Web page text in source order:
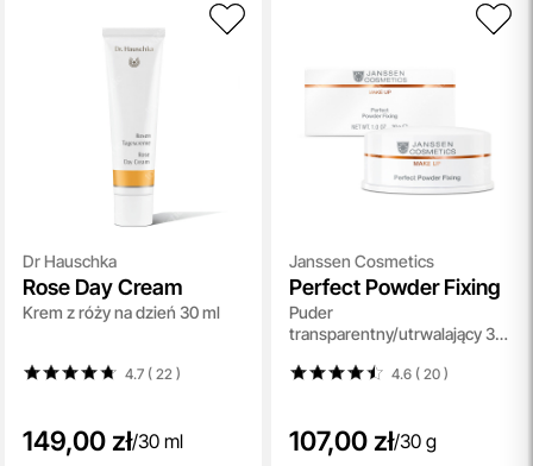
Dr Hauschka
Rose Day Cream
Krem z róży na dzień 30 ml
4.7 ( 22 )
149,00 zł/30 ml
Janssen Cosmetics
Perfect Powder Fixing
Puder
transparentny/utrwalający 30
4.6 ( 20)
107,00 zł/30 g